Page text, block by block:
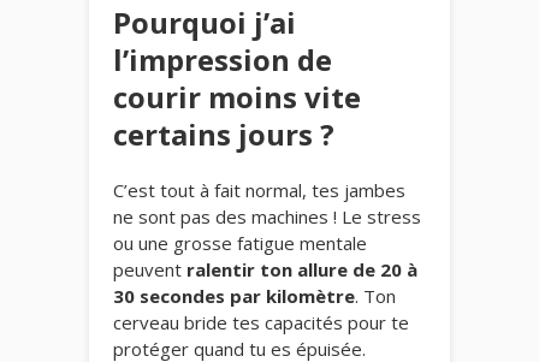
Pourquoi j’ai
l’impression de
courir moins vite
certains jours ?
C’est tout à fait normal, tes jambes
ne sont pas des machines ! Le stress
ou une grosse fatigue mentale
peuvent ralentir ton allure de 20 à
30 secondes par kilomètre. Ton
cerveau bride tes capacités pour te
protéger quand tu es épuisée.